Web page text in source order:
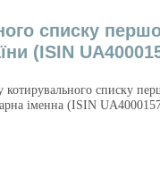
списку
(ISIN
списку
іменна (ISIN